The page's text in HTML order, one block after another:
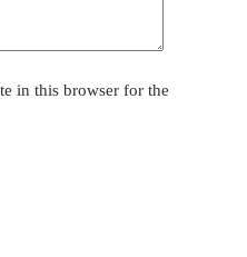
in this browser for the